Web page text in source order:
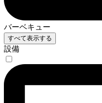
バーベキュー
すべて表示する
設備